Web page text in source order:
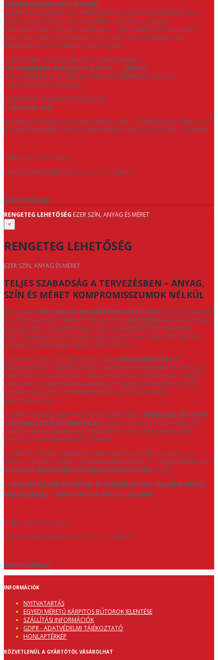
KERESSEN BENNÜNKET BÁTRAN!
AMENNYIBEN KÉRDÉSE VAN TERMÉKEINKKEL, EGYEDI MÉRETEZÉSSEL VAGY
KÁRPITVÁLASZTÁSSAL KAPCSOLATBAN, KÉSZSÉGGEL ÁLLUNK
RENDELKEZÉSÉRE. SZÍVESEN SEGÍTÜNK A TERVEZÉSBEN ÉS A MEGFELELŐ
MEGOLDÁS KIVÁLASZTÁSÁBAN, HOGY A BÚTOR VALÓBAN AZ ÖN
IGÉNYEIHEZ ÉS OTTHONÁHOZ IGAZODJON.
SZEMÉLYESEN IS VÁRJUK BEMUTATÓTERMÜNKBEN:
1047 BUDAPEST, BAROSS UTCA 75–77., 1. EMELET,
AHOL ELŐZETES EGYEZTETÉST KÖVETŐEN SZEMÉLYRE SZABOTT
TANÁCSADÁSSAL FOGADJUK.
TELEFONON IS ELÉRHETŐEK VAGYUNK:
📞 06 20 561 4633
NE HABOZZON KAPCSOLATBA LÉPNI VELÜNK – ÖRÖMMEL SEGÍTÜNK, HOGY
AZ ELKÉPZELÉSEKBŐL VALÓDI, KÉNYELMES ÉS IDŐTÁLLÓ BÚTOR SZÜLESSEN.
TÍMEA +36 20 561 46 33
1047 BUDAPEST BAROSS UTCA 75-77. 1 EMELET
KANAPETAR.HU
RENGETEG LEHETŐSÉG EZER SZÍN, ANYAG ÉS MÉRET
×
RENGETEG LEHETŐSÉG
EZER SZÍN, ANYAG ÉS MÉRET
TELJES SZABADSÁG A TERVEZÉSBEN – ANYAG,
SZÍN ÉS MÉRET KOMPROMISSZUMOK NÉLKÜL
BÚTORAINK TELJESEN EGYEDI MÉRETBEN KÉSZÜLNEK, ÍGY PONTOSAN AZ
ÖN OTTHONÁHOZ, TÉRADOTTSÁGAIHOZ ÉS ELKÉPZELÉSEIHEZ IGAZODNAK.
NÁLUNK NINCS SZABVÁNYMEGOLDÁS: A MÉRETEZÉST CENTIMÉTERRE
PONTOSAN HATÁROZZUK MEG, HOGY A BÚTOR NE CSAK SZÉP LEGYEN,
HANEM VALÓBAN KÉNYELMES ÉS PRAKTIKUS IS.
A KIALAKÍTÁS MELLETT RENDKÍVÜL SZÉLESANYAGVÁLASZTÉKÁLL
RENDELKEZÉSRE. TÖBBFÉLE SZÖVET, BÁRSONY ÉS KÖNNYEN TISZTÍTHATÓ
KÁRPIT KÖZÜL VÁLASZTHAT, AMELYEK NEMCSAK ESZTÉTIKUSAK, HANEM
TARTÓSAK IS A MINDENNAPI HASZNÁLAT SORÁN. A KÁRPITOK KÖZÖTT
MODERN, KLASSZIKUS ÉS PRÉMIUM MEGOLDÁSOK EGYARÁNT
MEGTALÁLHATÓK.
A SZÍNEK TERÉN SZINTE KORLÁTLAN A LEHETŐSÉG: TÖBB SZÁZ, SŐT AKÁR
TÖBB MINT EZER SZÍNÁRNYALAT KÖZÜL VÁLASZTHAT, ÍGY A BÚTOR
TÖKÉLETESEN ILLESZKEDIK AZ ENTERIŐRHÖZ VAGY AKÁR KARAKTERES
HANGSÚLYOS ELEMÉVÉ VÁLIK A TÉRNEK.
A TERVEZÉS SORÁN SZEMÉLYES TANÁCSADÁSSAL SEGÍTÜNK, HOGY AZ
ANYAG, A SZÍN ÉS A MÉRET ÖSSZHANGBAN LEGYEN, ÉS A VÉGEREDMÉNY EGY
IDŐTÁLLÓ, KÉNYELMES, VALÓBAN EGYEDI BÚTOR LEGYEN.
👉 RENDKÍVÜL SZÉLES ANYAG- ÉS SZÍNVÁLASZTÉK, TELJESEN EGYEDI
MÉRETEZÉSSEL – MERT A BÚTOR ÖNHÖZ IGAZODIK.
TÍMEA +36 20 561 46 33
1047 BUDAPEST BAROSS UTCA 75-77. 1 EMELET
KANAPETAR.HU
INFORMÁCIÓK
NYITVATARTÁS
EGYEDI MÉRETŰ KÁRPITOS BÚTOROK JELENTÉSE
SZÁLLÍTÁSI INFORMÁCIÓK
GDPR - ADATVÉDELMI TÁJÉKOZTATÓ
HONLAPTÉRKÉP
KÖZVETLENÜL A GYÁRTÓTÓL VÁSÁROLHAT